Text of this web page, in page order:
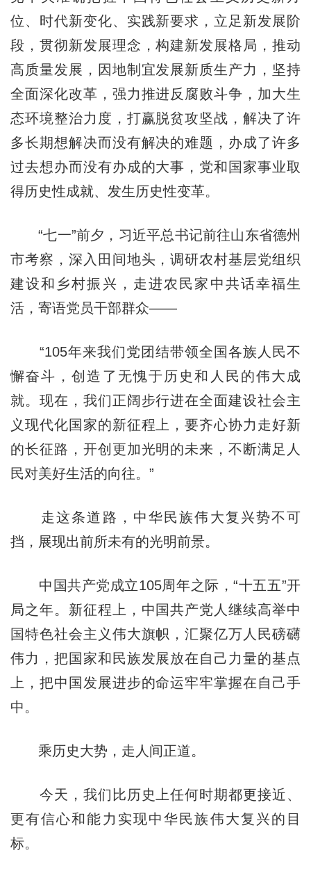
位、时代新变化、实践新要求，立足新发展阶
段，贯彻新发展理念，构建新发展格局，推动
高质量发展，因地制宜发展新质生产力，坚持
全面深化改革，强力推进反腐败斗争，加大生
态环境整治力度，打赢脱贫攻坚战，解决了许
多长期想解决而没有解决的难题，办成了许多
过去想办而没有办成的大事，党和国家事业取
得历史性成就、发生历史性变革。
“七一”前夕，习近平总书记前往山东省德州
市考察，深入田间地头，调研农村基层党组织
建设和乡村振兴，走进农民家中共话幸福生
活，寄语党员干部群众——
“105年来我们党团结带领全国各族人民不
懈奋斗，创造了无愧于历史和人民的伟大成
就。现在，我们正阔步行进在全面建设社会主
义现代化国家的新征程上，要齐心协力走好新
的长征路，开创更加光明的未来，不断满足人
民对美好生活的向往。”
走这条道路，中华民族伟大复兴势不可
挡，展现出前所未有的光明前景。
中国共产党成立105周年之际，“十五五”开
局之年。新征程上，中国共产党人继续高举中
国特色社会主义伟大旗帜，汇聚亿万人民磅礴
伟力，把国家和民族发展放在自己力量的基点
上，把中国发展进步的命运牢牢掌握在自己手
中。
乘历史大势，走人间正道。
今天，我们比历史上任何时期都更接近、
更有信心和能力实现中华民族伟大复兴的目
标。